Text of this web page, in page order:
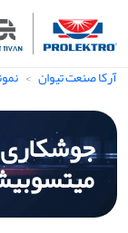
آرکا صنعت تیوان